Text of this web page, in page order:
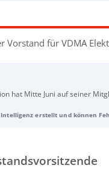
Vorstand für VDMA
hat Mitte Juni auf seiner
Hoppe (Beckhoff
Verlag bereitgestellt wurde.
erstellt und können